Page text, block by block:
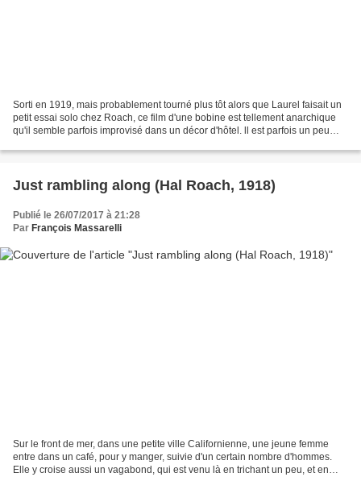
Sorti en 1919, mais probablement tourné plus tôt alors que Laurel faisait un
petit essai solo chez Roach, ce film d'une bobine est tellement anarchique
qu'il semble parfois improvisé dans un décor d'hôtel. ll est parfois un peu
Just rambling along (Hal Roach, 1918)
Publié le 26/07/2017 à 21:28
Par François Massarelli
Sur le front de mer, dans une petite ville Californienne, une jeune femme
entre dans un café, pour y manger, suivie d'un certain nombre d'hommes.
Elle y croise aussi un vagabond, qui est venu là en trichant un peu, et en